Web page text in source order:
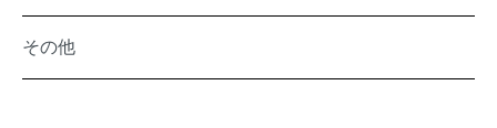
その他